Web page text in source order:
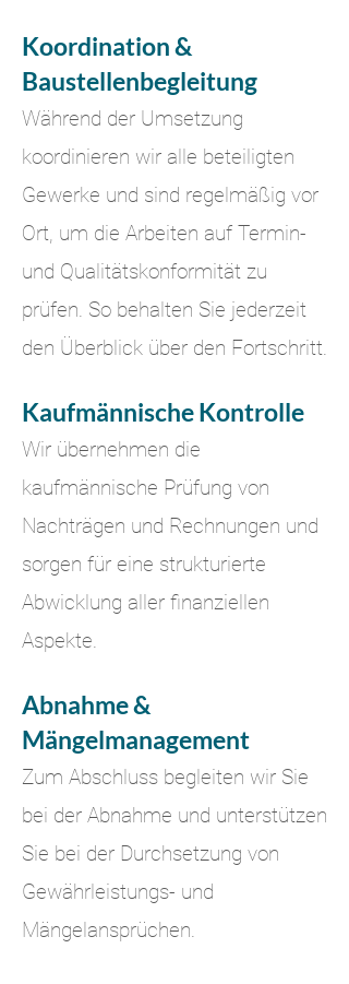
Koordination &
Baustellenbegleitung
Während der Umsetzung
koordinieren wir alle beteiligten
Gewerke und sind regelmäßig vor
Ort, um die Arbeiten auf Termin-
und Qualitätskonformität zu
prüfen. So behalten Sie jederzeit
den Überblick über den Fortschritt.
Kaufmännische Kontrolle
Wir übernehmen die
kaufmännische Prüfung von
Nachträgen und Rechnungen und
sorgen für eine strukturierte
Abwicklung aller finanziellen
Aspekte.
Abnahme &
Mängelmanagement
Zum Abschluss begleiten wir Sie
bei der Abnahme und unterstützen
Sie bei der Durchsetzung von
Gewährleistungs- und
Mängelansprüchen.